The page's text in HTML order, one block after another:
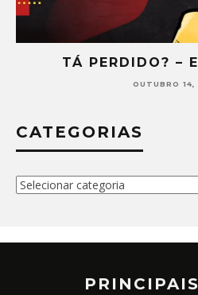
TÁ PERDIDO? –
OUTUBRO
CATEGORIAS
Categorias